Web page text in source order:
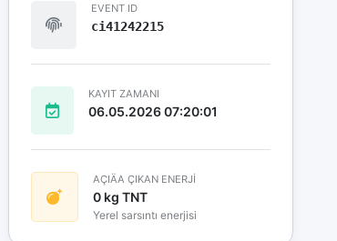
EVENT ID
ci41242215
KAYIT ZAMANI
06.05.2026 07:20:01
AÇIÄA ÇIKAN ENERJİ
0 kg TNT
Yerel sarsıntı enerjisi